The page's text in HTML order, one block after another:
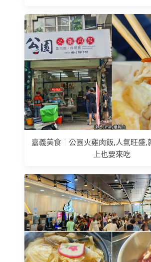
嘉義美食｜公園火雞肉飯,人氣旺盛,
上也要來吃